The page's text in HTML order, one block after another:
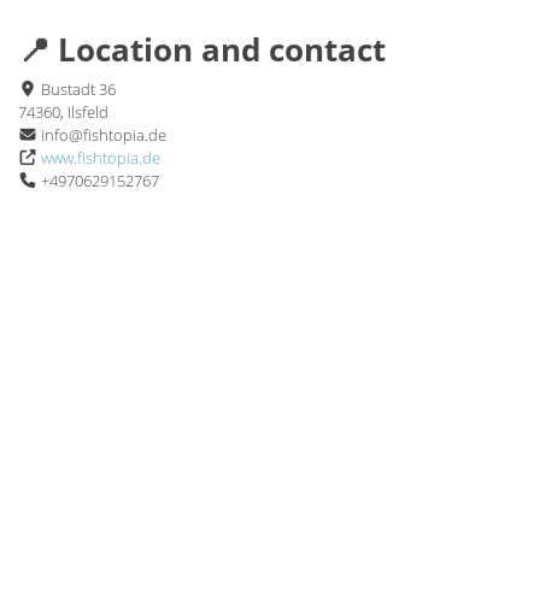
📍 Location and contact
Bustadt 36
74360, Ilsfeld
info@fishtopia.de
www.fishtopia.de
+4970629152767